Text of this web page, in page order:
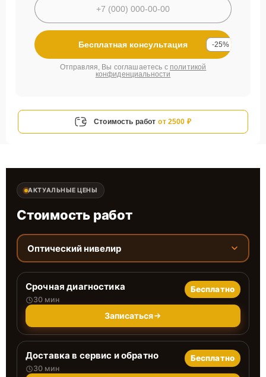
Бесплатная консультация -25%
Отправляя, Вы соглашаетесь с политикой
конфиденциальности
Стоимость работ от 2500 ₽
АКТУАЛЬНЫЕ ЦЕНЫ
Стоимость работ
Оптический нивелир
Срочная диагностика
30 мин
Бесплатно
Записаться
Доставка в сервис и обратно
30 мин
Бесплатно